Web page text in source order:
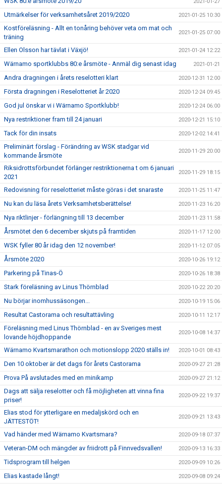
Utmärkelser för verksamhetsåret 2019/2020 2021-01-25 10:30
Kostföreläsning - Allt en tonåring behöver veta om mat och
träning
2021-01-25 07:00
Ellen Olsson har tävlat i Växjö! 2021-01-24 12:22
Wärnamo sportklubbs 80:e årsmöte - Anmäl dig senast idag 2021-01-21
Andra dragningen i årets reselotteri klart 2020-12-31 12:00
Första dragningen i Reselotteriet år 2020 2020-12-24 09:45
God jul önskar vi i Wärnamo Sportklubb! 2020-12-24 06:00
Nya restriktioner fram till 24 januari 2020-12-21 15:10
Tack för din insats 2020-12-02 14:41
Preliminärt förslag - Förändring av WSK stadgar vid
kommande årsmöte
2020-11-29 20:00
Riksidrottsförbundet förlänger restriktionerna t om 6 januari
2021
2020-11-29 18:15
Redovisning för reselotteriet måste göras i det snaraste 2020-11-25 11:47
Nu kan du läsa årets Verksamhetsberättelse! 2020-11-23 16:20
Nya riktlinjer - förlängning till 13 december 2020-11-23 11:58
Årsmötet den 6 december skjuts på framtiden 2020-11-17 12:00
WSK fyller 80 år idag den 12 november! 2020-11-12 07:05
Årsmöte 2020 2020-10-26 19:12
Parkering på Tinas-Ö 2020-10-26 18:38
Stark föreläsning av Linus Thörnblad 2020-10-22 20:20
Nu börjar inomhussäsongen... 2020-10-19 15:06
Resultat Castorama och resultattävling 2020-10-11 12:17
Föreläsning med Linus Thörnblad - en av Sveriges mest
lovande höjdhoppande
2020-10-08 14:37
Wärnamo Kvartsmarathon och motionslopp 2020 ställs in! 2020-10-01 08:43
Den 10 oktober är det dags för årets Castorama 2020-09-27 21:28
Prova På avslutades med en minikamp 2020-09-27 21:12
Dags att sälja reselotter och få möjligheten att vinna fina
priser!
2020-09-22 19:37
Elias stod för ytterligare en medaljskörd och en
JÄTTESTÖT!
2020-09-21 13:43
Vad händer med Wärnamo Kvartsmara? 2020-09-18 07:37
Veteran-DM och mängder av friidrott på Finnvedsvallen! 2020-09-13 16:33
Tidsprogram till helgen 2020-09-09 10:26
Elias kastade långt! 2020-09-08 09:24